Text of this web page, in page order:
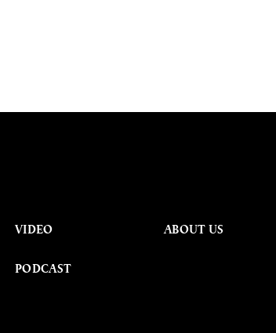
VIDEO
PODCAST
ABOUT US